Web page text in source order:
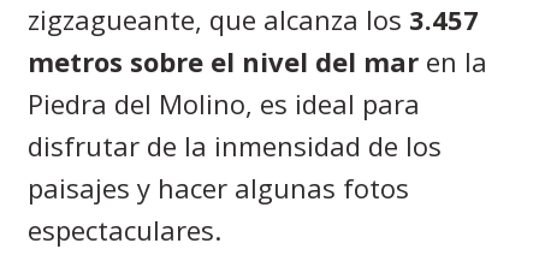
zigzagueante, que alcanza los 3.457
metros sobre el nivel del mar en la
Piedra del Molino, es ideal para
disfrutar de la inmensidad de los
paisajes y hacer algunas fotos
espectaculares.